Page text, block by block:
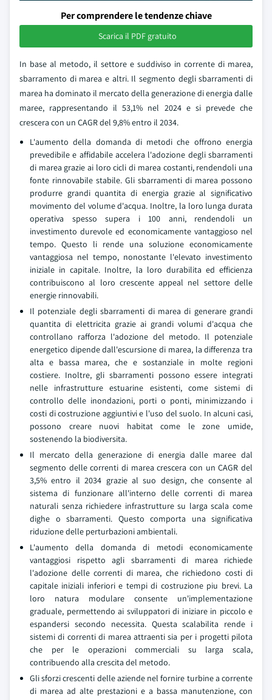
Per comprendere le tendenze chiave
Scarica il PDF gratuito
In base al metodo, il settore e suddiviso in corrente di marea,
sbarramento di marea e altri. Il segmento degli sbarramenti di
marea ha dominato il mercato della generazione di energia dalle
maree, rappresentando il 53,1% nel 2024 e si prevede che
crescera con un CAGR del 9,8% entro il 2034.
L'aumento della domanda di metodi che offrono energia
prevedibile e affidabile accelera l'adozione degli sbarramenti
di marea grazie ai loro cicli di marea costanti, rendendoli una
fonte rinnovabile stabile. Gli sbarramenti di marea possono
produrre grandi quantita di energia grazie al significativo
movimento del volume d'acqua. Inoltre, la loro lunga durata
operativa spesso supera i 100 anni, rendendoli un
investimento durevole ed economicamente vantaggioso nel
tempo. Questo li rende una soluzione economicamente
vantaggiosa nel tempo, nonostante l'elevato investimento
iniziale in capitale. Inoltre, la loro durabilita ed efficienza
contribuiscono al loro crescente appeal nel settore delle
energie rinnovabili.
Il potenziale degli sbarramenti di marea di generare grandi
quantita di elettricita grazie ai grandi volumi d'acqua che
controllano rafforza l'adozione del metodo. Il potenziale
energetico dipende dall'escursione di marea, la differenza tra
alta e bassa marea, che e sostanziale in molte regioni
costiere. Inoltre, gli sbarramenti possono essere integrati
nelle infrastrutture estuarine esistenti, come sistemi di
controllo delle inondazioni, porti o ponti, minimizzando i
costi di costruzione aggiuntivi e l'uso del suolo. In alcuni casi,
possono creare nuovi habitat come le zone umide,
sostenendo la biodiversita.
Il mercato della generazione di energia dalle maree dal
segmento delle correnti di marea crescera con un CAGR del
3,5% entro il 2034 grazie al suo design, che consente al
sistema di funzionare all'interno delle correnti di marea
naturali senza richiedere infrastrutture su larga scala come
dighe o sbarramenti. Questo comporta una significativa
riduzione delle perturbazioni ambientali.
L'aumento della domanda di metodi economicamente
vantaggiosi rispetto agli sbarramenti di marea richiede
l'adozione delle correnti di marea, che richiedono costi di
capitale iniziali inferiori e tempi di costruzione piu brevi. La
loro natura modulare consente un'implementazione
graduale, permettendo ai sviluppatori di iniziare in piccolo e
espandersi secondo necessita. Questa scalabilita rende i
sistemi di correnti di marea attraenti sia per i progetti pilota
che per le operazioni commerciali su larga scala,
contribuendo alla crescita del metodo.
Gli sforzi crescenti delle aziende nel fornire turbine a corrente
di marea ad alte prestazioni e a bassa manutenzione, con